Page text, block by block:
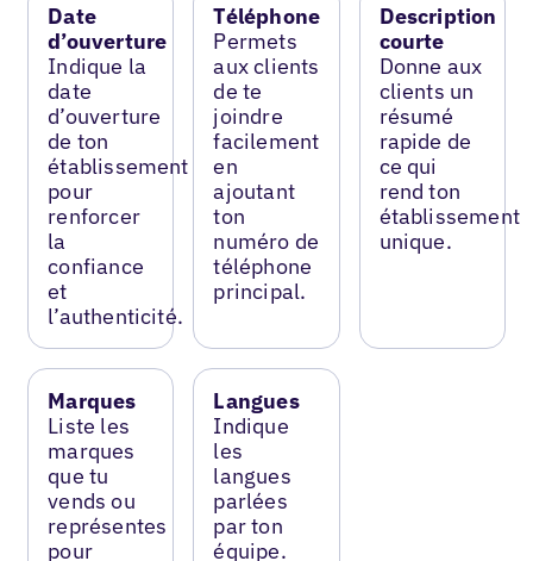
Date
d’ouverture
Indique la
date
d’ouverture
de ton
établissement
pour
renforcer
la
confiance
et
l’authenticité.
Téléphone
Permets
aux clients
de te
joindre
facilement
en
ajoutant
ton
numéro de
téléphone
principal.
Description
courte
Donne aux
clients un
résumé
rapide de
ce qui
rend ton
établissement
unique.
Marques
Liste les
marques
que tu
vends ou
représentes
pour
Langues
Indique
les
langues
parlées
par ton
équipe.